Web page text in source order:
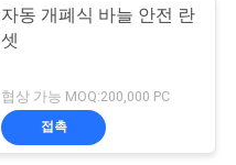
자동 개폐식 바늘 안전 란
셋
협상 가능 MOQ:200,000 PC
접촉